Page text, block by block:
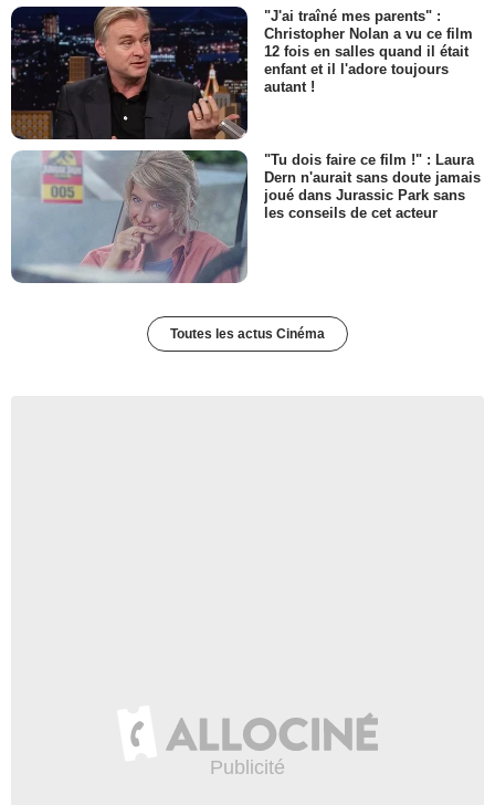
"J'ai traîné mes parents" :
Christopher Nolan a vu ce film
12 fois en salles quand il était
enfant et il l'adore toujours
autant !
"Tu dois faire ce film !" : Laura
Dern n'aurait sans doute jamais
joué dans Jurassic Park sans
les conseils de cet acteur
Toutes les actus Cinéma